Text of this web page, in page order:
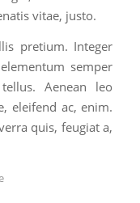
vitae, justo.
pretium. Integer
semper
Aenean leo
eleifend ac, enim.
quis, feugiat a,